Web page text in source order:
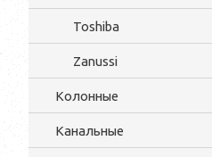
Toshiba
Zanussi
Колонные
Канальные